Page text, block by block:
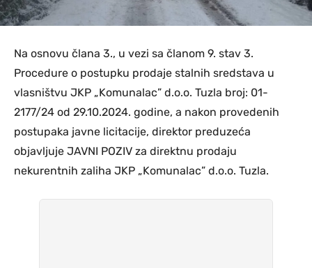
Na osnovu člana 3., u vezi sa članom 9. stav 3.
Procedure o postupku prodaje stalnih sredstava u
vlasništvu JKP „Komunalac” d.o.o. Tuzla broj: 01-
2177/24 od 29.10.2024. godine, a nakon provedenih
postupaka javne licitacije, direktor preduzeća
objavljuje JAVNI POZIV za direktnu prodaju
nekurentnih zaliha JKP „Komunalac” d.o.o. Tuzla.